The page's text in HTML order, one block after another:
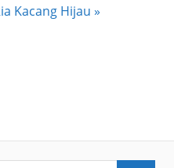
Kacang Hijau